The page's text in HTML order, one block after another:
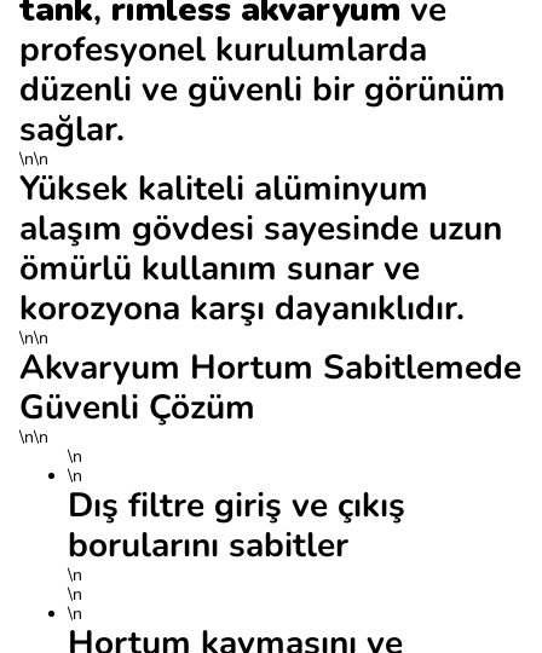
tank, rimless akvaryum ve
profesyonel kurulumlarda
düzenli ve güvenli bir görünüm
sağlar.
\n\n
Yüksek kaliteli alüminyum
alaşım gövdesi sayesinde uzun
ömürlü kullanım sunar ve
korozyona karşı dayanıklıdır.
\n\n
Akvaryum Hortum Sabitlemede
Güvenli Çözüm
\n\n
\n
\n
Dış filtre giriş ve çıkış
borularını sabitler
\n
\n
\n
Hortum kaymasını ve